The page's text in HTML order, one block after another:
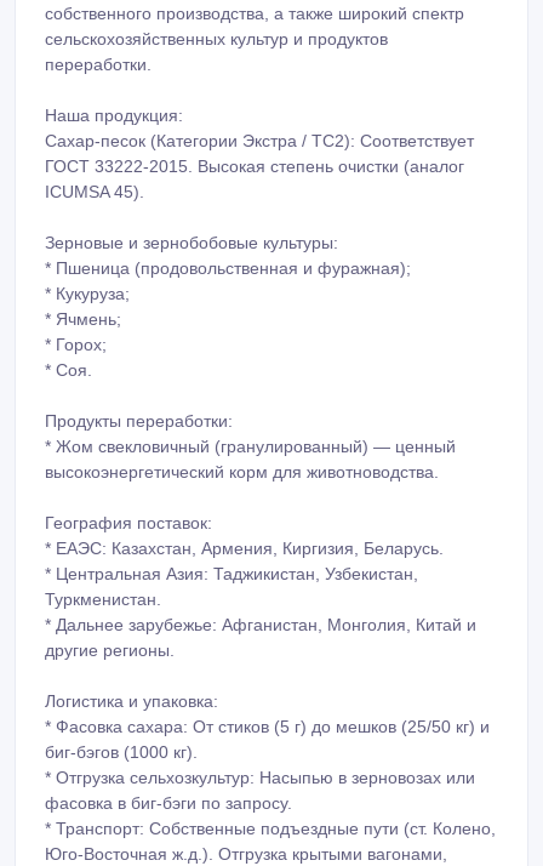
собственного производства, а также широкий спектр
сельскохозяйственных культур и продуктов
переработки.
Наша продукция:
Сахар-песок (Категории Экстра / ТС2): Соответствует
ГОСТ 33222-2015. Высокая степень очистки (аналог
ICUMSA 45).
Зерновые и зернобобовые культуры:
* Пшеница (продовольственная и фуражная);
* Кукуруза;
* Ячмень;
* Горох;
* Соя.
Продукты переработки:
* Жом свекловичный (гранулированный) — ценный
высокоэнергетический корм для животноводства.
География поставок:
* ЕАЭС: Казахстан, Армения, Киргизия, Беларусь.
* Центральная Азия: Таджикистан, Узбекистан,
Туркменистан.
* Дальнее зарубежье: Афганистан, Монголия, Китай и
другие регионы.
Логистика и упаковка:
* Фасовка сахара: От стиков (5 г) до мешков (25/50 кг) и
биг-бэгов (1000 кг).
* Отгрузка сельхозкультур: Насыпью в зерновозах или
фасовка в биг-бэги по запросу.
* Транспорт: Собственные подъездные пути (ст. Колено,
Юго-Восточная ж.д.). Отгрузка крытыми вагонами,